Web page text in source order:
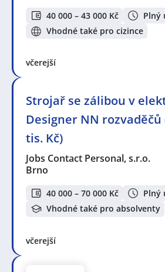
40 000 – 43 000 Kč
Plný
Vhodné také pro cizince
včerejší
Strojař se zálibou v
Designer NN rozvaděčů
tis. Kč)
Jobs Contact Personal, s.r.o.
Brno
40 000 – 70 000 Kč
Plný
Vhodné také pro absolventy
včerejší